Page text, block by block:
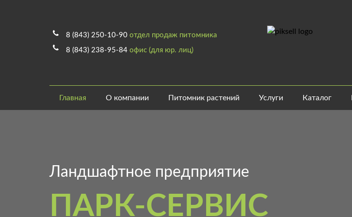
8 (843) 250-10-90 отдел продаж питомника
8 (843) 238-95-84 офис (для юр. лиц)
Главная О компании Питомник растений Услуги Каталог
Ландшафтное предприятие
ПАРК-СЕРВИС